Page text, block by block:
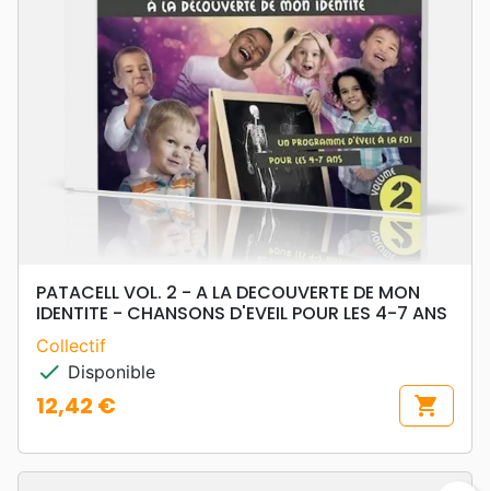
PATACELL VOL. 2 - A LA DECOUVERTE DE MON
IDENTITE - CHANSONS D'EVEIL POUR LES 4-7 ANS
Collectif
check Disponible
Prix
12,42 € shopping_cart